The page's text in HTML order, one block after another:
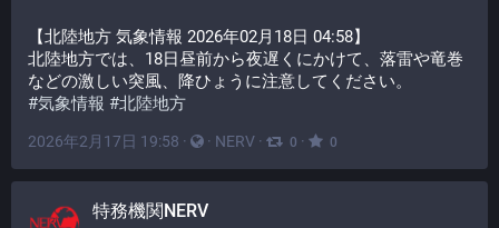
【北陸地方 気象情報 2026年02月18日 04:58】
北陸地方では、18日昼前から夜遅くにかけて、落雷や竜巻
などの激しい突風、降ひょうに注意してください。
#気象情報 #北陸地方
2026年2月17日 19:58 · · NERV · 0 · 0
特務機関NERV